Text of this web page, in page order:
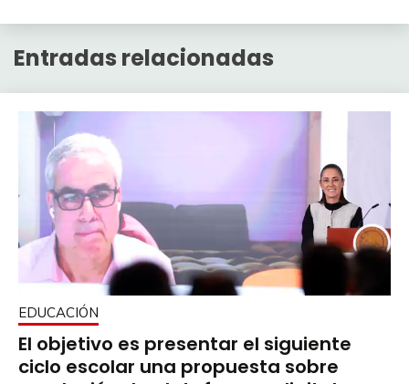
Entradas relacionadas
EDUCACIÓN
El objetivo es presentar el siguiente
ciclo escolar una propuesta sobre